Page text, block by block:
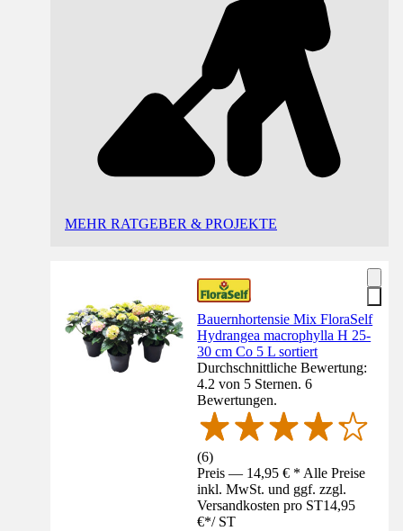
MEHR RATGEBER & PROJEKTE
Bauernhortensie Mix FloraSelf
Hydrangea macrophylla H 25-
30 cm Co 5 L sortiert
Durchschnittliche Bewertung:
4.2 von 5 Sternen. 6
Bewertungen.
(6)
Preis — 14,95 € * Alle Preise
inkl. MwSt. und ggf. zzgl.
Versandkosten pro ST14,95
€*/ ST